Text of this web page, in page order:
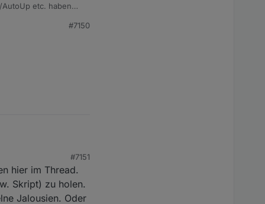
etc. haben
#7150
#7151
hier im Thread.
Skript) zu holen.
Jalousien. Oder